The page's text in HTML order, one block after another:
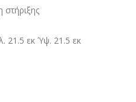
στήριξης
21.5 εκ Ύψ. 21.5 εκ